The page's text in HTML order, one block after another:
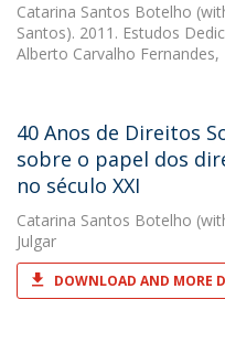
Catarina Santos Botelho
Santos). 2011. Estudos
Alberto Carvalho Fernandes,
40 Anos de Direitos
sobre o papel dos
no século XXI
Catarina Santos Botelho
Julgar
DOWNLOAD AND MORE